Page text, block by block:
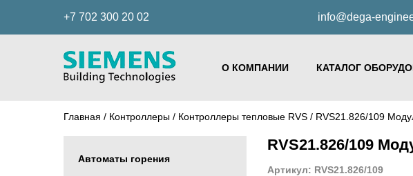
+7 702 300 20 02 info@dega-
О КОМПАНИИ КАТАЛОГ
Главная / Контроллеры / Контроллеры тепловые RVS / RVS21.826/109
Автоматы горения
RVS21.826/109
Артикул: RVS21.826/109